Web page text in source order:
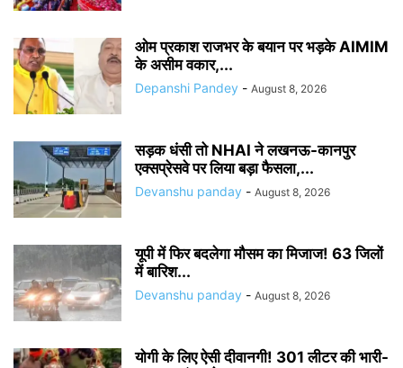
ओम प्रकाश राजभर के बयान पर भड़के AIMIM
के असीम वकार,...
Depanshi Pandey - August 8, 2026
सड़क धंसी तो NHAI ने लखनऊ-कानपुर
एक्सप्रेसवे पर लिया बड़ा फैसला,...
Devanshu panday - August 8, 2026
यूपी में फिर बदलेगा मौसम का मिजाज! 63 जिलों
में बारिश...
Devanshu panday - August 8, 2026
योगी के लिए ऐसी दीवानगी! 301 लीटर की भारी-